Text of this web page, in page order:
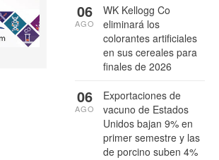
WK Kellogg Co
eliminará los
colorantes artificiales
en sus cereales para
finales de 2026
06
AGO
Exportaciones de
vacuno de Estados
Unidos bajan 9% en
primer semestre y las
de porcino suben 4%
06
AGO